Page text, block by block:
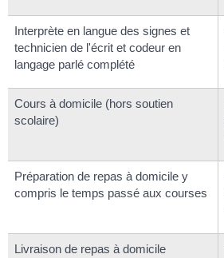
Interprète en langue des signes et
technicien de l'écrit et codeur en
langage parlé complété
Cours à domicile (hors soutien
scolaire)
Préparation de repas à domicile y
compris le temps passé aux courses
Livraison de repas à domicile